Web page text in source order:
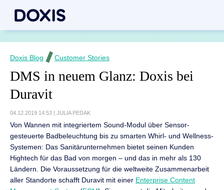
Doxis Blog Customer Stories
DMS in neuem Glanz: Doxis bei
Duravit
04.12.2019 14:53 | JULIA PEDAK
Von Wannen mit integriertem Sound-Modul über Sensor-
gesteuerte Badbeleuchtung bis zu smarten Whirl- und Wellness-
Systemen: Das Sanitärunternehmen bietet seinen Kunden
Hightech für das Bad von morgen – und das in mehr als 130
Ländern. Die Voraussetzung für die weltweite Zusammenarbeit
aller Standorte schafft Duravit mit einer Enterprise Content